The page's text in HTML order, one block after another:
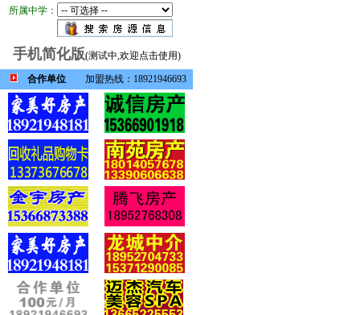
所属中学：
手机简化版(测试中,欢迎点击使用)
合作单位 加盟热线：18921946693